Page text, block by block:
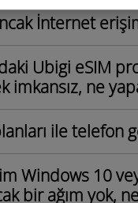
İnternet
Ubigi eSIM
imkansız, ne
ile telefon
Windows 10
bir ağım yok,